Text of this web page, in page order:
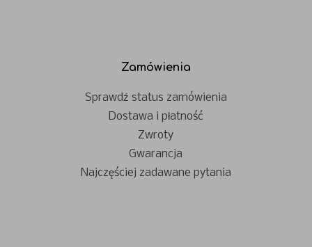
Zamówienia
Sprawdź status zamówienia
Dostawa i płatność
Zwroty
Gwarancja
Najczęściej zadawane pytania